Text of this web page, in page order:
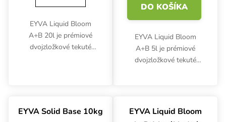
EYVA Liquid Bloom
A+B 20l je prémiové
dvojzložkové tekuté
moderné...
DO KOŠÍKA
EYVA Liquid Bloom
A+B 5l je prémiové
dvojzložkové tekuté
Jeho zloženie je
optimalizované pre
EYVA Solid Base 10kg
EYVA Liquid Bloom